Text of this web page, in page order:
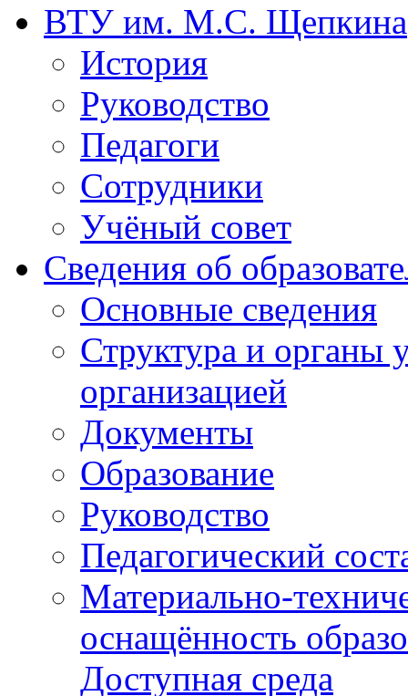
ВТУ им. М.С. Щепкина
История
Руководство
Педагоги
Сотрудники
Учёный совет
Сведения об
Основные сведения
Структура и органы
организацией
Документы
Образование
Руководство
Педагогический
Материально-
оснащённость
Доступная среда